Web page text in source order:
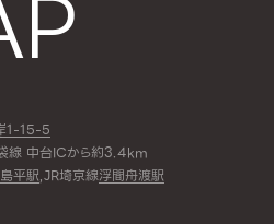
1-15-5
線 中台ICから約3.4km
平駅,JR埼京線浮間舟渡駅